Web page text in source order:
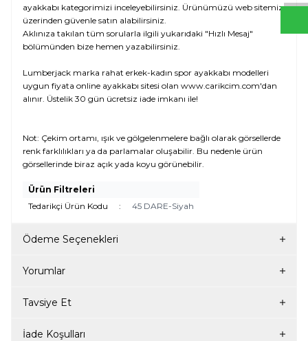
ayakkabı kategorimizi inceleyebilirsiniz. Ürünümüzü web sitemiz
üzerinden güvenle satın alabilirsiniz.
Aklınıza takılan tüm sorularla ilgili yukarıdaki "Hızlı Mesaj"
bölümünden bize hemen yazabilirsiniz.
Lumberjack marka rahat erkek-kadın spor ayakkabı modelleri
uygun fiyata online ayakkabı sitesi olan www.carikcim.com'dan
alınır. Üstelik 30 gün ücretsiz iade imkanı ile!
Not: Çekim ortamı, ışık ve gölgelenmelere bağlı olarak görsellerde
renk farklılıkları ya da parlamalar oluşabilir. Bu nedenle ürün
görsellerinde biraz açık yada koyu görünebilir.
Ürün Filtreleri
Tedarikçi Ürün Kodu
: 45 DARE-Siyah
Ödeme Seçenekleri
Yorumlar
Tavsiye Et
İade Koşulları